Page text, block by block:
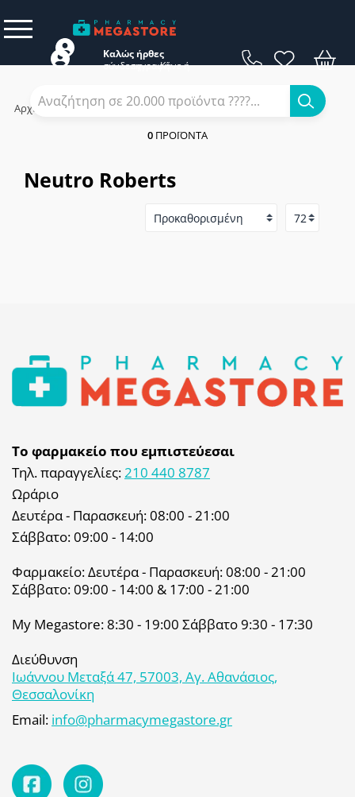
Καλώς ήρθες
Κάνε
σύνδεση ή
εγγραφή
Αρχική / Εταιρίες
Neutro Roberts
0 ΠΡΟΪΌΝΤΑ
Neutro Roberts
Το φαρμακείο που εμπιστεύεσαι
Τηλ. παραγγελίες:210 440 8787
Ωράριο
Δευτέρα - Παρασκευή: 08:00 - 21:00
Σάββατο: 09:00 - 14:00
Φαρμακείο: Δευτέρα - Παρασκευή: 08:00 - 21:00
Σάββατο: 09:00 - 14:00 & 17:00 - 21:00
My Megastore: 8:30 - 19:00 Σάββατο 9:30 - 17:30
Διεύθυνση
Ιωάννου Μεταξά 47, 57003, Αγ. Αθανάσιος,
Θεσσαλονίκη
Email: info@pharmacymegastore.gr